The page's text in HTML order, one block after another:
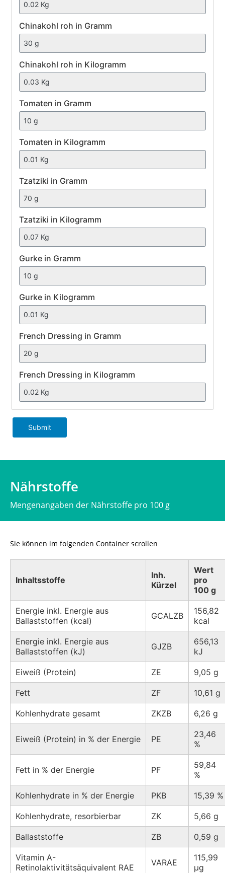
Chinakohl
roh
Chinakohl roh in Gramm
Chinakohl roh in Kilogramm
Tomaten
Tomaten in Gramm
Tomaten in Kilogramm
Tzatziki
Tzatziki in Gramm
Tzatziki in Kilogramm
Gurke
Gurke in Gramm
Gurke in Kilogramm
French
Dressing
French Dressing in Gramm
French Dressing in Kilogramm
Submit
Nährstoffe
Mengenangaben der Nährstoffe pro 100 g
Sie können im folgenden Container scrollen
Inhaltsstoffe
Inh.
Kürzel
Wert
pro
100 g
Energie inkl. Energie aus
Ballaststoffen (kcal)
GCALZB
156,82
kcal
Energie inkl. Energie aus
Ballaststoffen (kJ)
GJZB
656,13
kJ
Eiweiß (Protein) ZE 9,05 g
Fett ZF 10,61 g
Kohlenhydrate gesamt ZKZB 6,26 g
Eiweiß (Protein) in % der Energie PE
23,46
%
Fett in % der Energie PF
59,84
%
Kohlenhydrate in % der Energie PKB 15,39 %
Kohlenhydrate, resorbierbar ZK 5,66 g
Ballaststoffe ZB 0,59 g
Vitamin A-
Retinolaktivitätsäquivalent RAE
VARAE
115,99
µg